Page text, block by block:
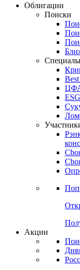
Облигации
Поиски
ESG
Акции